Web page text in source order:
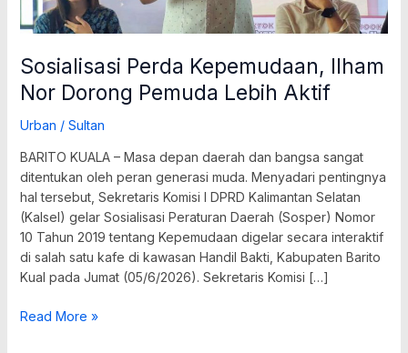
Sosialisasi Perda Kepemudaan, Ilham
Nor Dorong Pemuda Lebih Aktif
Urban / Sultan
BARITO KUALA – Masa depan daerah dan bangsa sangat
ditentukan oleh peran generasi muda. Menyadari pentingnya
hal tersebut, Sekretaris Komisi I DPRD Kalimantan Selatan
(Kalsel) gelar Sosialisasi Peraturan Daerah (Sosper) Nomor
10 Tahun 2019 tentang Kepemudaan digelar secara interaktif
di salah satu kafe di kawasan Handil Bakti, Kabupaten Barito
Kual pada Jumat (05/6/2026). Sekretaris Komisi […]
Read More »